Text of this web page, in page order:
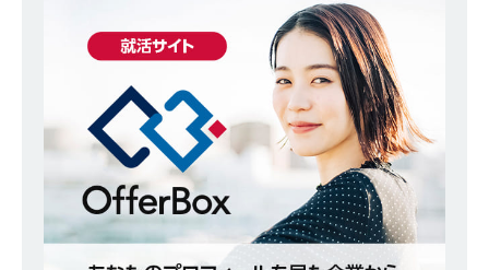
[ 2026年5月14日 ] 【 28卒 ｜ 適性検査合否免
除・面接確約!! ｜ 1dayインターンあり 】東京勤
務・転勤なし ｜ 投資用住宅販売をリードする企
業が手がける賃貸アパート・マンションの管理を
行う ｜ 年間休日125日以上 ｜ 不動産業ではレア
な私服出社OK ｜ 土日祝完全休み ｜ スタンダー
ド上場 明豊エンタープライズグループ ｜ 明豊プ